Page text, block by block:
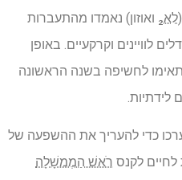
לא₂
ואוזון) נאמדו מהתעברות
מודלים לוויינים וקרקעיים. באופן
לחשיפה בשנה הראשונה
לידתיות.
כדי להעריך את ההשפעה של
לקנס רֹאשׁ הַמֶמשָׁלָה